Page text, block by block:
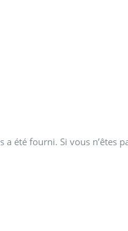
été fourni. Si vous n’êtes